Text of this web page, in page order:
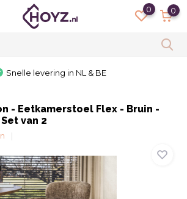
0 0
Snelle levering in NL & BE
- Eetkamerstoel Flex - Bruin -
van 2